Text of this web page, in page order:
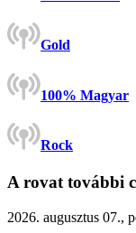
Gold
100% Magyar
Rock
A rovat további
2026. augusztus 07.,